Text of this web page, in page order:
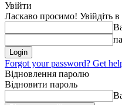
Увійти
Ласкаво просимо! Увійдіть в
Forgot your password? Get
Відновлення паролю
Відновити пароль